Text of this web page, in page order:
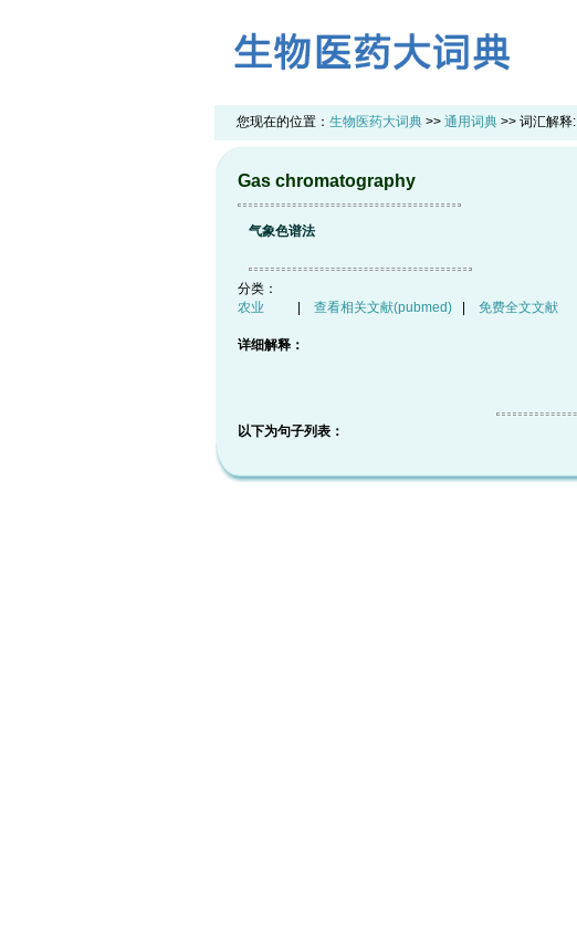
您现在的位置： 生物医药大词典 >> 通用词典 >> 词汇解释:
Gas chromatography
气象色谱法
分类：
农业
查看相关文献(pubmed) 免费全文文献
详细解释：
以下为句子列表：